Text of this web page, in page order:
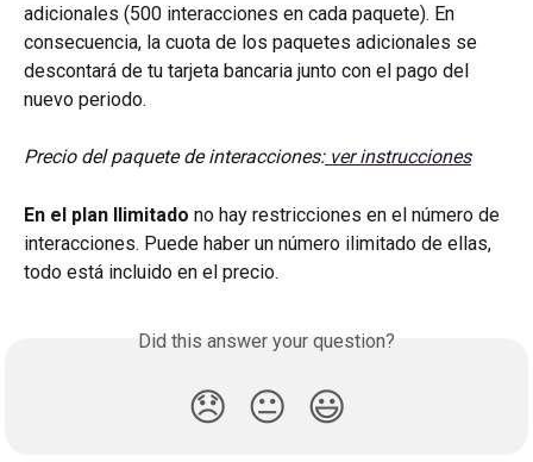
adicionales (500 interacciones en cada paquete). En
consecuencia, la cuota de los paquetes adicionales se
descontará de tu tarjeta bancaria junto con el pago del
nuevo periodo.
Precio del paquete de interacciones: ver instrucciones
En el plan Ilimitado no hay restricciones en el número de
interacciones. Puede haber un número ilimitado de ellas,
todo está incluido en el precio.
Did this answer your question?
😞 😐 😃